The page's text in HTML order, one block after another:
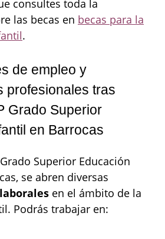
consultes toda la
las becas en becas para la
.
de empleo y
profesionales tras
Grado Superior
en Barrocas
Superior Educación
se abren diversas
en el ámbito de la
Podrás trabajar en: